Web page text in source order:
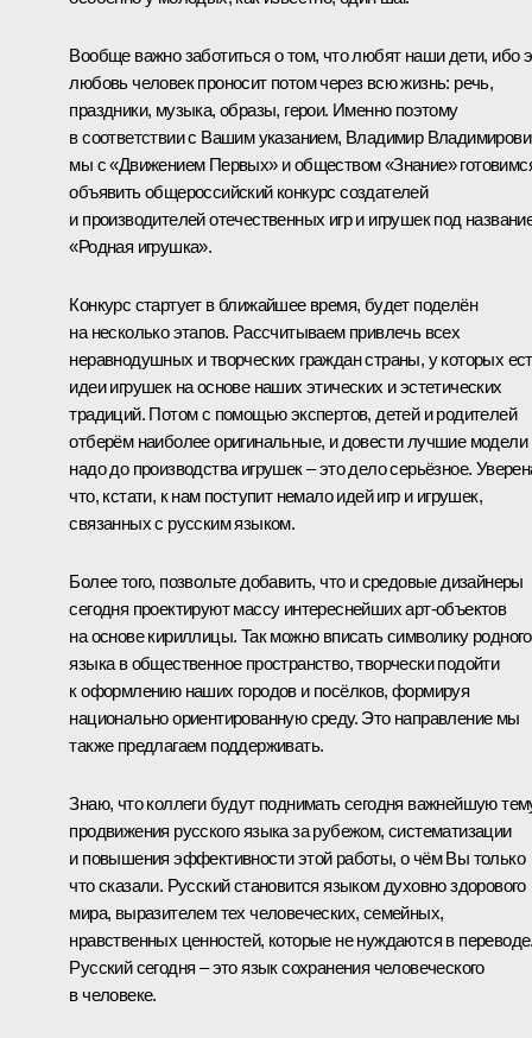
Вообще важно заботиться о том, что любят наши дети, ибо
любовь человек проносит потом через всю жизнь: речь,
праздники, музыка, образы, герои. Именно поэтому
в соответствии с Вашим указанием, Владимир
мы с «Движением Первых» и обществом «Знание»
объявить общероссийский конкурс создателей
и производителей отечественных игр и игрушек под
«Родная игрушка».
Конкурс стартует в ближайшее время, будет поделён
на несколько этапов. Рассчитываем привлечь всех
неравнодушных и творческих граждан страны, у которых
идеи игрушек на основе наших этических и эстетических
традиций. Потом с помощью экспертов, детей и родителей
отберём наиболее оригинальные, и довести лучшие модели
надо до производства игрушек – это дело серьёзное.
что, кстати, к нам поступит немало идей игр и игрушек,
связанных с русским языком.
Более того, позвольте добавить, что и средовые дизайнеры
сегодня проектируют массу интереснейших арт-объектов
на основе кириллицы. Так можно вписать символику родного
языка в общественное пространство, творчески подойти
к оформлению наших городов и посёлков, формируя
национально ориентированную среду. Это направление мы
также предлагаем поддерживать.
Знаю, что коллеги будут поднимать сегодня важнейшую
продвижения русского языка за рубежом, систематизации
и повышения эффективности этой работы, о чём Вы только
что сказали. Русский становится языком духовно здорового
мира, выразителем тех человеческих, семейных,
нравственных ценностей, которые не нуждаются в
Русский сегодня – это язык сохранения человеческого
в человеке.